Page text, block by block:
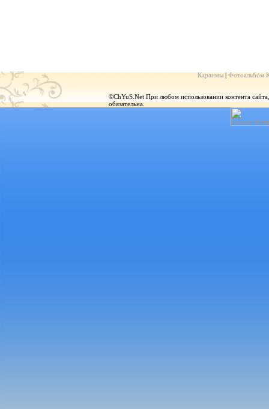
Караимы|Фотоальбом
©ChYuS.Net При любом использовании контента
обязательна.